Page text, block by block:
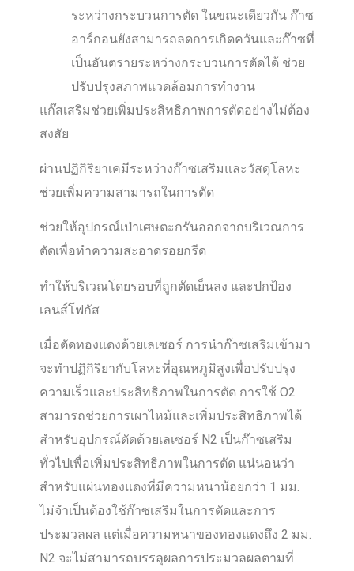
ระหว่างกระบวนการตัด ในขณะเดียวกัน ก๊าซ
อาร์กอนยังสามารถลดการเกิดควันและก๊าซที่
เป็นอันตรายระหว่างกระบวนการตัดได้ ช่วย
ปรับปรุงสภาพแวดล้อมการทำงาน
แก๊สเสริมช่วยเพิ่มประสิทธิภาพการตัดอย่างไม่ต้อง
สงสัย
ผ่านปฏิกิริยาเคมีระหว่างก๊าซเสริมและวัสดุโลหะ
ช่วยเพิ่มความสามารถในการตัด
ช่วยให้อุปกรณ์เป่าเศษตะกรันออกจากบริเวณการ
ตัดเพื่อทำความสะอาดรอยกรีด
ทำให้บริเวณโดยรอบที่ถูกตัดเย็นลง และปกป้อง
เลนส์โฟกัส
เมื่อตัดทองแดงด้วยเลเซอร์ การนำก๊าซเสริมเข้ามา
จะทำปฏิกิริยากับโลหะที่อุณหภูมิสูงเพื่อปรับปรุง
ความเร็วและประสิทธิภาพในการตัด การใช้ O2
สามารถช่วยการเผาไหม้และเพิ่มประสิทธิภาพได้
สำหรับอุปกรณ์ตัดด้วยเลเซอร์ N2 เป็นก๊าซเสริม
ทั่วไปเพื่อเพิ่มประสิทธิภาพในการตัด แน่นอนว่า
สำหรับแผ่นทองแดงที่มีความหนาน้อยกว่า 1 มม.
ไม่จำเป็นต้องใช้ก๊าซเสริมในการตัดและการ
ประมวลผล แต่เมื่อความหนาของทองแดงถึง 2 มม.
N2 จะไม่สามารถบรรลุผลการประมวลผลตามที่